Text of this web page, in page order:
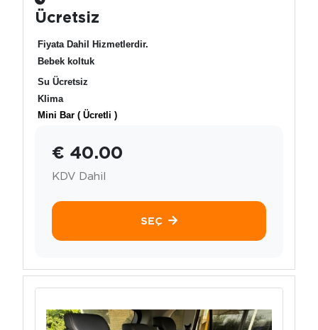
Ücretsiz
Fiyata Dahil Hizmetlerdir.
Bebek koltuk
Su Ücretsiz
Klima
Mini Bar ( Ücretli )
€ 40.00
KDV Dahil
SEÇ